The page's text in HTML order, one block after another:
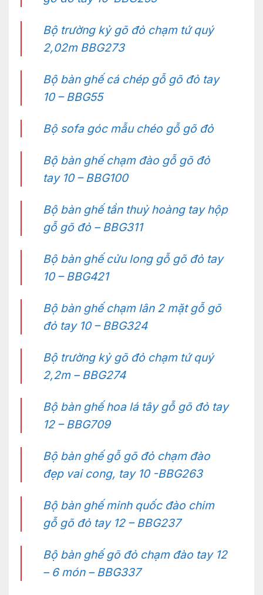
Bộ trường kỷ gõ đỏ chạm tứ quý
2,02m BBG273
Bộ bàn ghế cá chép gỗ gõ đỏ tay
10 – BBG55
Bộ sofa góc mẫu chéo gỗ gõ đỏ
Bộ bàn ghế chạm đào gỗ gõ đỏ
tay 10 – BBG100
Bộ bàn ghế tần thuỷ hoàng tay hộp
gỗ gõ đỏ – BBG311
Bộ bàn ghế cửu long gỗ gõ đỏ tay
10 – BBG421
Bộ bàn ghế chạm lân 2 mặt gỗ gõ
đỏ tay 10 – BBG324
Bộ trường kỷ gõ đỏ chạm tứ quý
2,2m – BBG274
Bộ bàn ghế hoa lá tây gỗ gõ đỏ tay
12 – BBG709
Bộ bàn ghế gỗ gõ đỏ chạm đào
đẹp vai cong, tay 10 -BBG263
Bộ bàn ghế minh quốc đào chim
gỗ gõ đỏ tay 12 – BBG237
Bộ bàn ghế gõ đỏ chạm đào tay 12
– 6 món – BBG337